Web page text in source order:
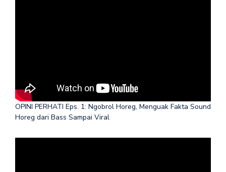
OPINI PERHATI Eps. 1: Ngobrol Horeg, Menguak Fakta Sound
Horeg dari Bass Sampai Viral